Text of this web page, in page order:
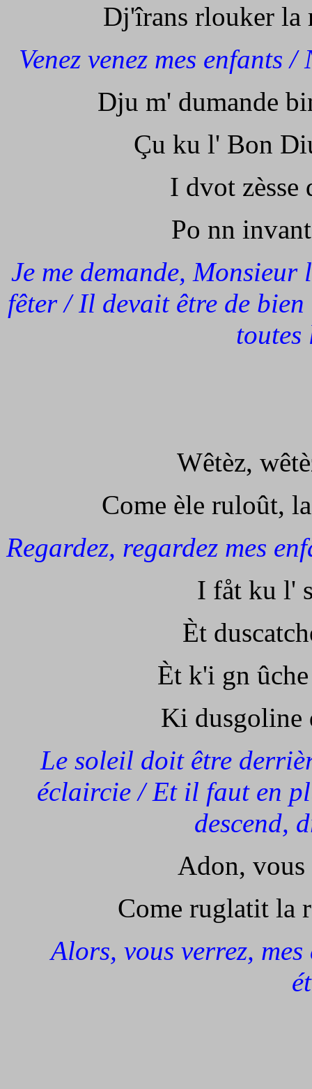
Dj'îrans rlouker
Venez venez mes enfants
Dju m' dumande
Çu ku l' Bon
I dvot zèsse
Po nn
Je me demande,
fêter / Il devait être de
toutes
Wêtèz,
Come èle ruloût,
Regardez, regardez mes
I fåt ku l'
Èt
Èt k'i gn
Ki dusgoline
Le soleil doit être
éclaircie / Et il faut en
descend,
Adon, vous
Come ruglatit la
Alors, vous verrez,